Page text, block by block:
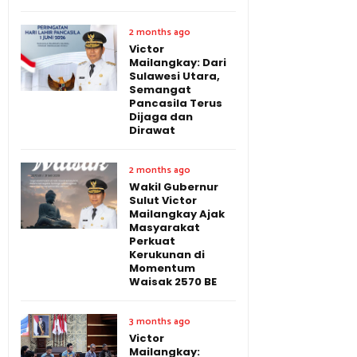
2 months ago
Victor
Mailangkay: Dari
Sulawesi Utara,
Semangat
Pancasila Terus
Dijaga dan
Dirawat
2 months ago
Wakil Gubernur
Sulut Victor
Mailangkay Ajak
Masyarakat
Perkuat
Kerukunan di
Momentum
Waisak 2570 BE
3 months ago
Victor
Mailangkay: